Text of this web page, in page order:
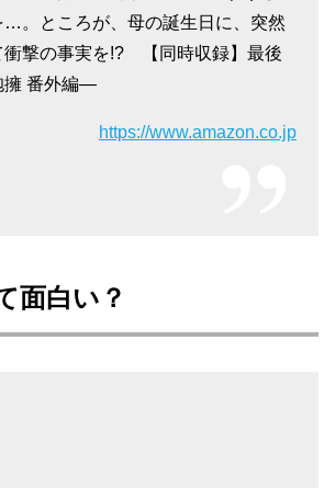
…。ところが、母の誕生日に、突然
衝撃の事実を!? 【同時収録】最後
擁 番外編―
https://www.amazon.co.jp
面白い？